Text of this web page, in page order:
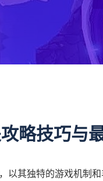
略技巧与
以其独特的游戏机制